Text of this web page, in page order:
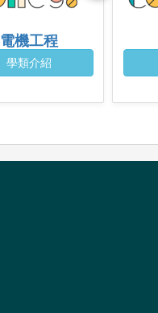
電機工程
學類介紹